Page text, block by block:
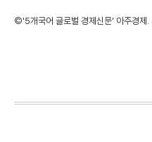
©'5개국어 글로벌 경제신문' 아주경제.